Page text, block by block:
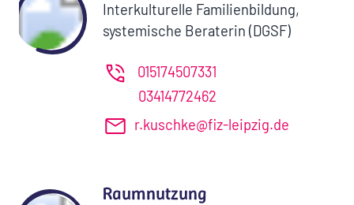
Interkulturelle Familienbildung,
systemische Beraterin (DGSF)
015174507331
03414772462
r.kuschke@fiz-leipzig.de
Raumnutzung